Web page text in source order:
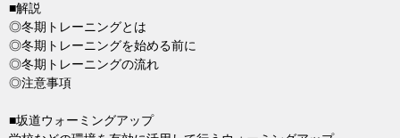
■解説
◎冬期トレーニングとは
◎冬期トレーニングを始める前に
◎冬期トレーニングの流れ
◎注意事項
■坂道ウォーミングアップ